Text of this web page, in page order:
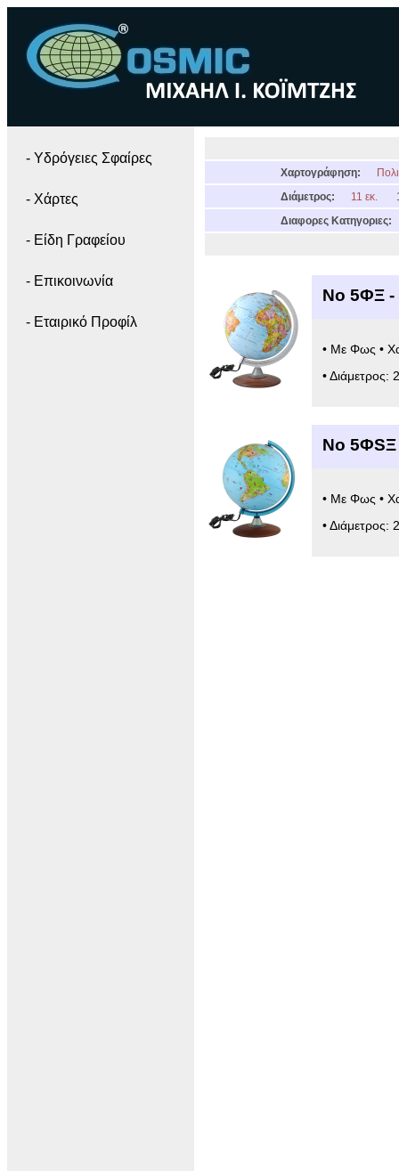
- Yδρόγειες Σφαίρες
- Χάρτες
- Είδη Γραφείου
- Επικοινωνία
- Εταιρικό Προφίλ
Χαρτογράφηση:
Διάμετρος:
11 εκ.
Διαφορες Κατηγοριες:
Νο 5ΦΞ -
• Με Φως •
•
Νο 5ΦSΞ
• Με Φως •
•